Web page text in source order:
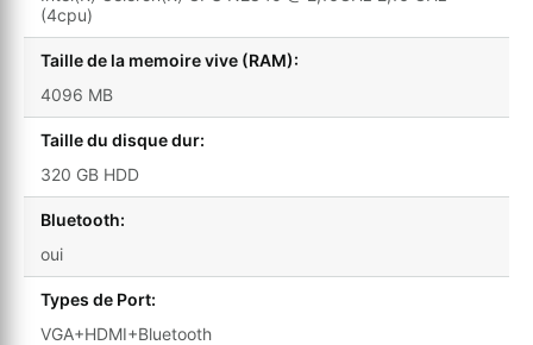
(4cpu)
Taille de la memoire vive (RAM):
4096 MB
Taille du disque dur:
320 GB HDD
Bluetooth:
oui
Types de Port:
VGA+HDMI+Bluetooth